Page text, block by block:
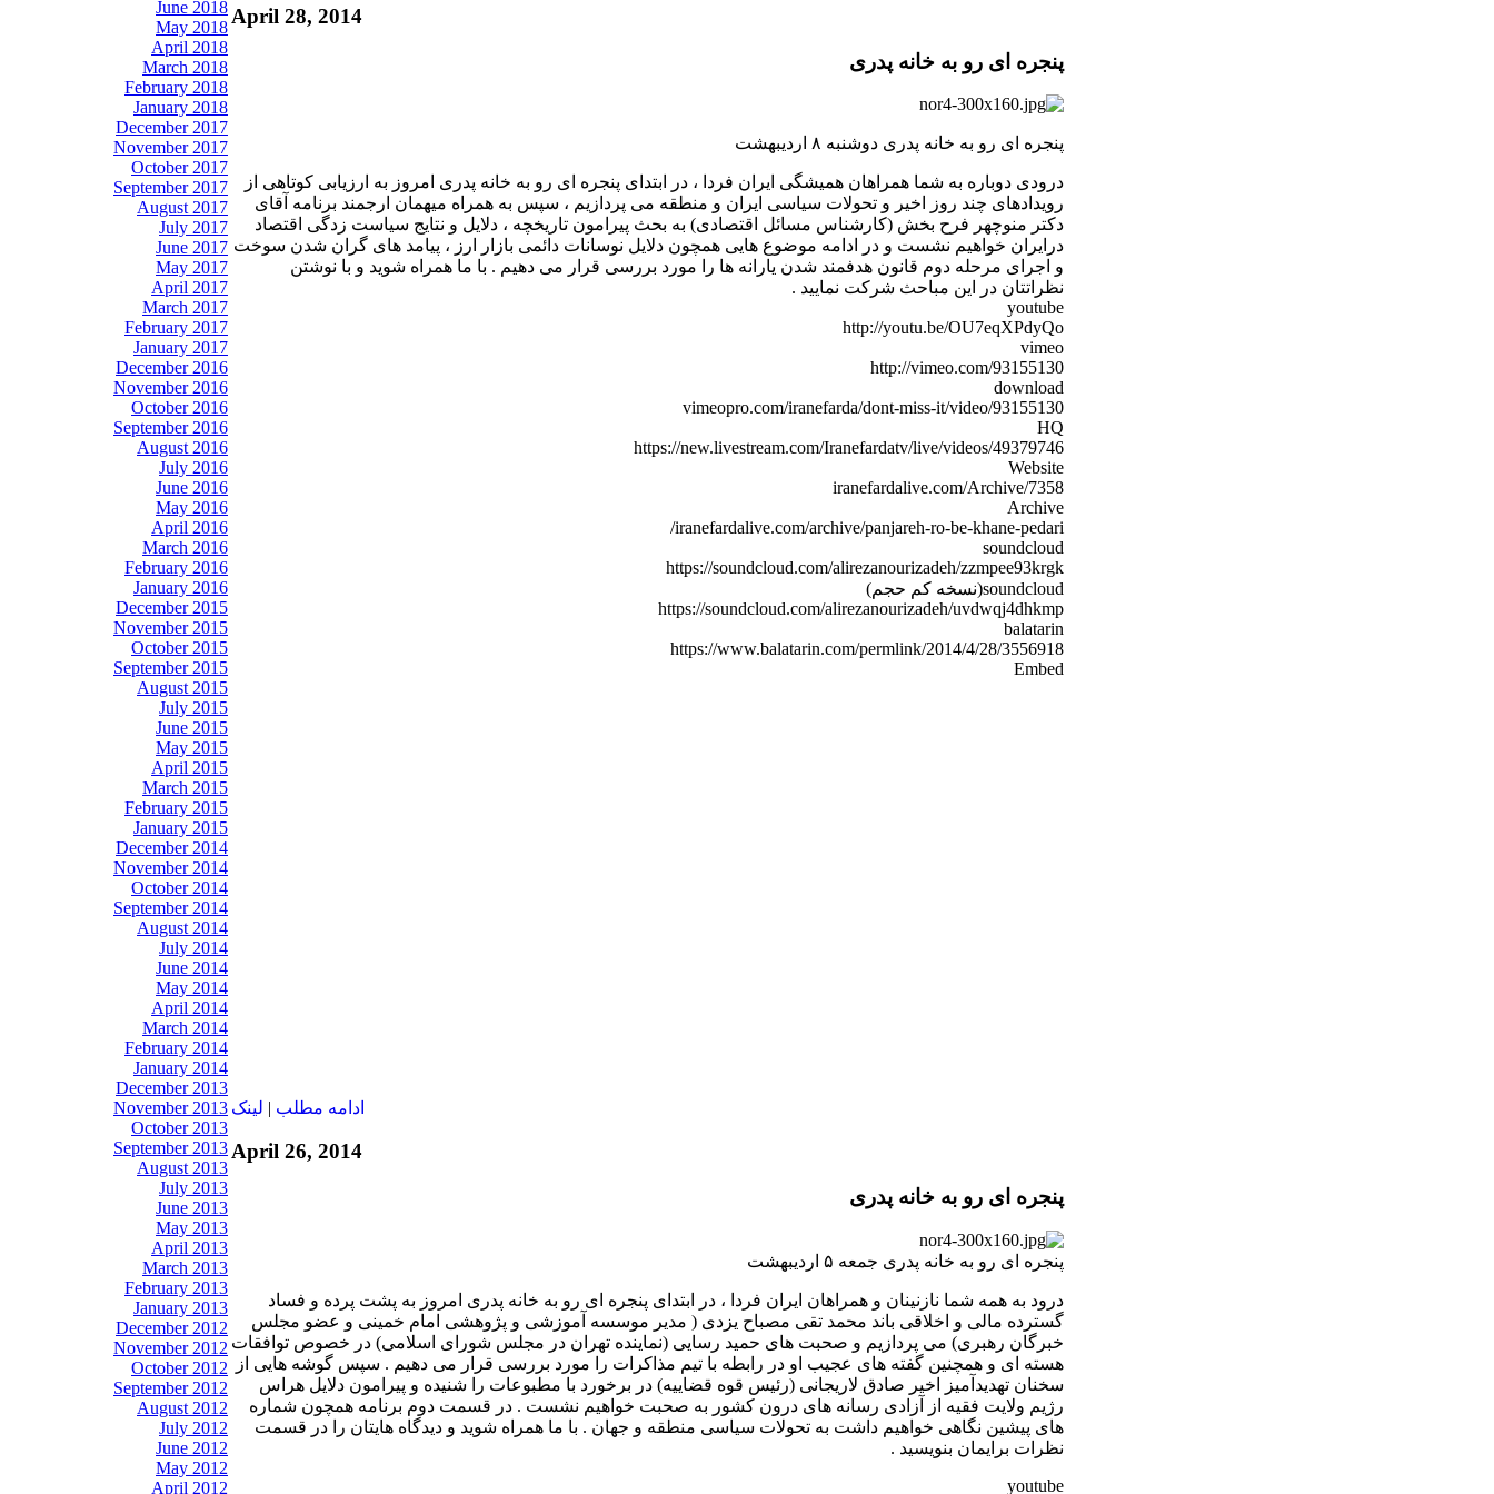
June 2018
May 2018
April 2018
March 2018
February 2018
January 2018
December 2017
November 2017
October 2017
September 2017
August 2017
July 2017
June 2017
May 2017
April 2017
March 2017
February 2017
January 2017
December 2016
November 2016
October 2016
September 2016
August 2016
July 2016
June 2016
May 2016
April 2016
March 2016
February 2016
January 2016
December 2015
November 2015
October 2015
September 2015
August 2015
July 2015
June 2015
May 2015
April 2015
March 2015
February 2015
January 2015
December 2014
November 2014
October 2014
September 2014
August 2014
July 2014
June 2014
May 2014
April 2014
March 2014
February 2014
January 2014
December 2013
November 2013
October 2013
September 2013
August 2013
July 2013
June 2013
May 2013
April 2013
March 2013
February 2013
January 2013
December 2012
November 2012
October 2012
September 2012
August 2012
July 2012
June 2012
May 2012
April 2012
April 28, 2014
پنجره ای رو به خانه پدری
پنجره ای رو به خانه پدری دوشنبه ۸ اردیبهشت
درودی دوباره به شما همراهان همیشگی ایران فردا ، در ابتدای پنجره ای رو به خانه پدری امروز به ارزیابی کوتاهی از
رویدادهای چند روز اخیر و تحولات سیاسی ایران و منطقه می پردازیم ، سپس به همراه میهمان ارجمند برنامه آقای
دکتر منوچهر فرح بخش (کارشناس مسائل اقتصادی) به بحث پیرامون تاریخچه ، دلایل و نتایج سیاست زدگی اقتصاد
درایران خواهیم نشست و در ادامه موضوع هایی همچون دلایل نوسانات دائمی بازار ارز ، پیامد های گران شدن سوخت
و اجرای مرحله دوم قانون هدفمند شدن یارانه ها را مورد بررسی قرار می دهیم . با ما همراه شوید و با نوشتن
نظراتتان در این مباحث شرکت نمایید .
youtube
http://youtu.be/OU7eqXPdyQo
vimeo
http://vimeo.com/93155130
download
vimeopro.com/iranefarda/dont-miss-it/video/93155130
HQ
https://new.livestream.com/Iranefardatv/live/videos/49379746
Website
iranefardalive.com/Archive/7358
Archive
iranefardalive.com/archive/panjareh-ro-be-khane-pedari/
soundcloud
https://soundcloud.com/alirezanourizadeh/zzmpee93krgk
soundcloud(نسخه کم حجم)
https://soundcloud.com/alirezanourizadeh/uvdwqj4dhkmp
balatarin
https://www.balatarin.com/permlink/2014/4/28/3556918
Embed
ادامه مطلب لينک
April 26, 2014
پنجره ای رو به خانه پدری
پنجره ای رو به خانه پدری جمعه ۵ اردیبهشت
درود به همه شما نازنینان و همراهان ایران فردا ، در ابتدای پنجره ای رو به خانه پدری امروز به پشت پرده و فساد
گسترده مالی و اخلاقی باند محمد تقی مصباح یزدی ( مدیر موسسه آموزشی و پژوهشی امام خمینی و عضو مجلس
خبرگان رهبری) می پردازیم و صحبت های حمید رسایی (نماینده تهران در مجلس شورای اسلامی) در خصوص توافقات
هسته ای و همچنین گفته های عجیب او در رابطه با تیم مذاکرات را مورد بررسی قرار می دهیم . سپس گوشه هایی از
سخنان تهدیدآمیز اخیر صادق لاریجانی (رئیس قوه قضاییه) در برخورد با مطبوعات را شنیده و پیرامون دلایل هراس
رژیم ولایت فقیه از آزادی رسانه های درون کشور به صحبت خواهیم نشست . در قسمت دوم برنامه همچون شماره
های پیشین نگاهی خواهیم داشت به تحولات سیاسی منطقه و جهان . با ما همراه شوید و دیدگاه هایتان را در قسمت
نظرات برایمان بنویسید .
youtube